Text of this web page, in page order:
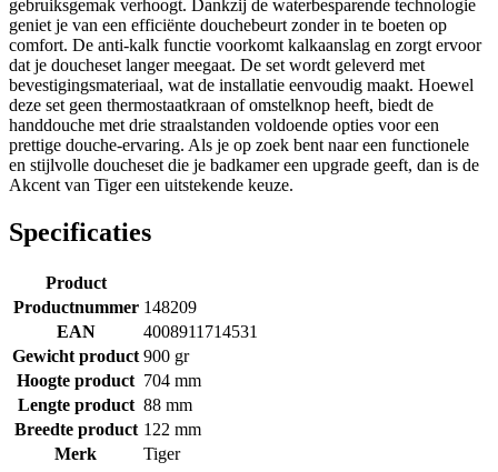
gebruiksgemak verhoogt. Dankzij de waterbesparende technologie
geniet je van een efficiënte douchebeurt zonder in te boeten op
comfort. De anti-kalk functie voorkomt kalkaanslag en zorgt ervoor
dat je doucheset langer meegaat. De set wordt geleverd met
bevestigingsmateriaal, wat de installatie eenvoudig maakt. Hoewel
deze set geen thermostaatkraan of omstelknop heeft, biedt de
handdouche met drie straalstanden voldoende opties voor een
prettige douche-ervaring. Als je op zoek bent naar een functionele
en stijlvolle doucheset die je badkamer een upgrade geeft, dan is de
Akcent van Tiger een uitstekende keuze.
Specificaties
Product
Productnummer 148209
EAN
4008911714531
Gewicht product 900 gr
Hoogte product 704 mm
Lengte product 88 mm
Breedte product 122 mm
Merk
Tiger